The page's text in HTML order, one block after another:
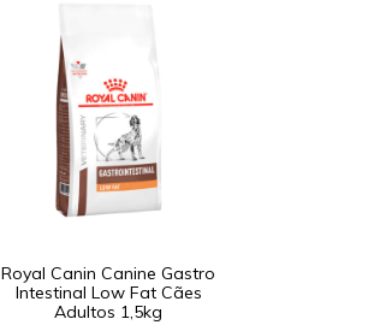
Royal Canin Canine Gastro
Intestinal Low Fat Cães
Adultos 1,5kg